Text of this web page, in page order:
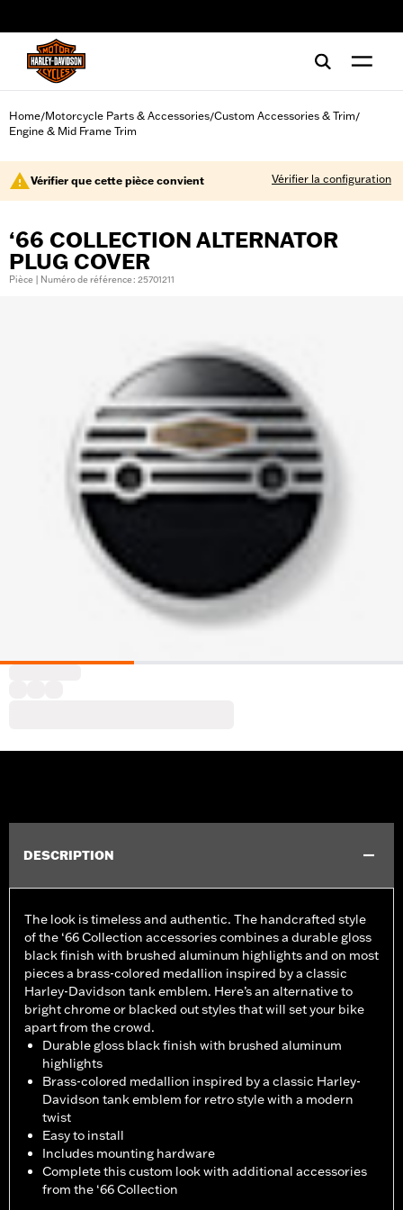
Home/Motorcycle Parts & Accessories/Custom Accessories & Trim/
Engine & Mid Frame Trim
Vérifier que cette pièce convient Vérifier la configuration
‘66 COLLECTION ALTERNATOR
PLUG COVER
Pièce | Numéro de référence : 25701211
DESCRIPTION
The look is timeless and authentic. The handcrafted style
of the ‘66 Collection accessories combines a durable gloss
black finish with brushed aluminum highlights and on most
pieces a brass-colored medallion inspired by a classic
Harley-Davidson tank emblem. Here’s an alternative to
bright chrome or blacked out styles that will set your bike
apart from the crowd.
Durable gloss black finish with brushed aluminum
highlights
Brass-colored medallion inspired by a classic Harley-
Davidson tank emblem for retro style with a modern
twist
Easy to install
Includes mounting hardware
Complete this custom look with additional accessories
from the ‘66 Collection